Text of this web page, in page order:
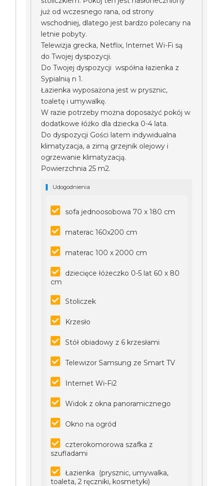
już od wczesnego rana, od strony
wschodniej, dlatego jest bardzo polecany na
letnie pobyty.
Telewizja grecka, Netflix, Internet Wi-Fi są
do Twojej dyspozycji.
Do Twojej dyspozycji współna łazienka z
Sypialnią n 1.
Łazienka wyposażona jest w prysznic,
toaletę i umywalkę.
W razie potrzeby można doposażyć pokój w
dodatkowe łóżko dla dziecka 0-4 lata.
Do dyspozycji Gości latem indywidualna
klimatyzacja, a zimą grzejnik olejowy i
ogrzewanie klimatyzacją.
Powierzchnia 25 m2.
Udogodnienia
sofa jednoosobowa 70 x 180 cm
materac 160x200 cm
materac 100 x 2000 cm
dziecięce łóżeczko 0-5 lat 60 x 80
cm
Stoliczek
Krzesło
Stół obiadowy z 6 krzesłami
Telewizor Samsung ze Smart TV
Internet Wi-Fi2
Widok z okna panoramicznego
Okno na ogród
czterokomorowa szafka z
szufladami
Łazienka (prysznic, umywalka,
toaleta, 2 ręczniki, kosmetyki)